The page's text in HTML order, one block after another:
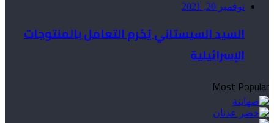
نوفمبر 20, 2021
السيد السيستاني يُحّرم التعامل بالمنتوجات
الإسرائيلية
Most Popular